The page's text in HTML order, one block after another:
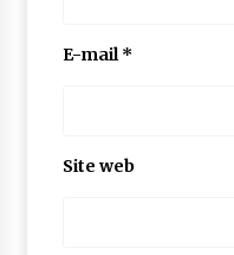
E-mail*
Site web